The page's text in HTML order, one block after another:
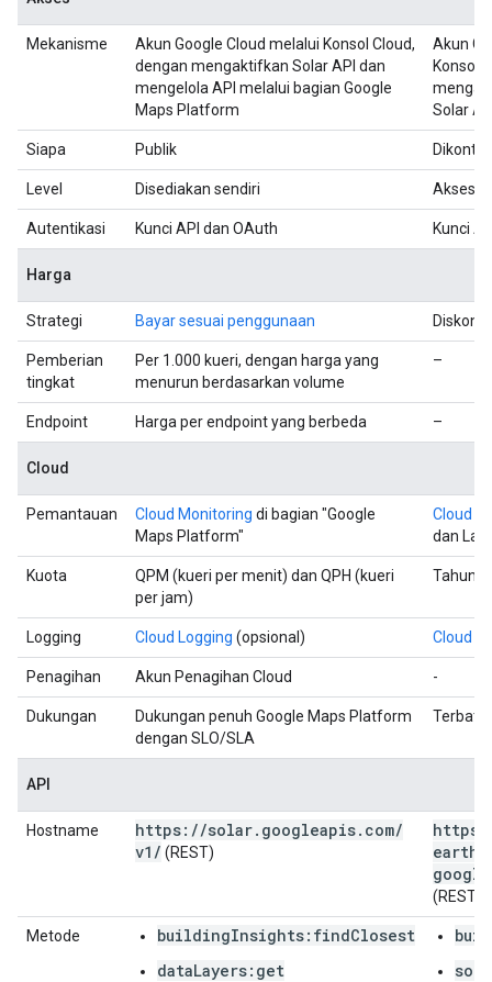
Mekanisme
Akun Google Cloud melalui Konsol Cloud,
dengan mengaktifkan Solar API dan
mengelola API melalui bagian Google
Maps Platform
Akun
Konsol
Solar
Siapa Publik
Level Disediakan sendiri Akses
Autentikasi Kunci API dan OAuth Kunci
Harga
Strategi Bayar sesuai penggunaan Diskon
Pemberian
tingkat
Per 1.000 kueri, dengan harga yang
menurun berdasarkan volume
–
Endpoint Harga per endpoint yang berbeda –
Cloud
Pemantauan Cloud Monitoring di bagian "Google
Maps Platform"
Cloud
dan
Kuota
QPM (kueri per menit) dan QPH (kueri
per jam)
Logging Cloud Logging (opsional) Cloud
Penagihan Akun Penagihan Cloud -
Dukungan
Dukungan penuh Google Maps Platform
dengan SLO/SLA
API
Hostname https: //solar. googleapis. com/
v1 / (REST)
https:
(REST)
Metode
buildingInsights:findClosest
dataLayers:get